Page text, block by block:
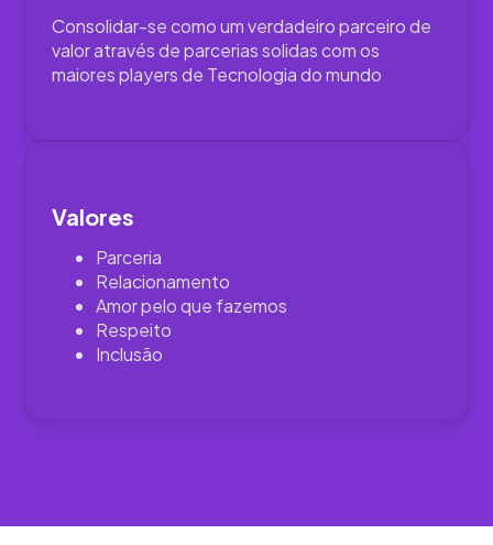
Consolidar-se como um verdadeiro parceiro de
valor através de parcerias solidas com os
maiores players de Tecnologia do mundo
Valores
Parceria
Relacionamento
Amor pelo que fazemos
Respeito
Inclusão